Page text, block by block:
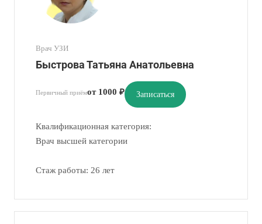
Врач УЗИ
Быстрова Татьяна Анатольевна
Первичный приёмот 1000 ₽ Записаться
Квалификационная категория:
Врач высшей категории
Стаж работы: 26 лет